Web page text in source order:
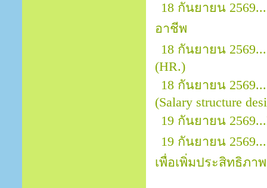
18 กันยายน
อาชีพ
18 กันยายน
(HR.)
18 กันยายน
(Salary structure
19 กันยายน
19 กันยายน
เพื่อเพิ่มประสิทธิภาพ